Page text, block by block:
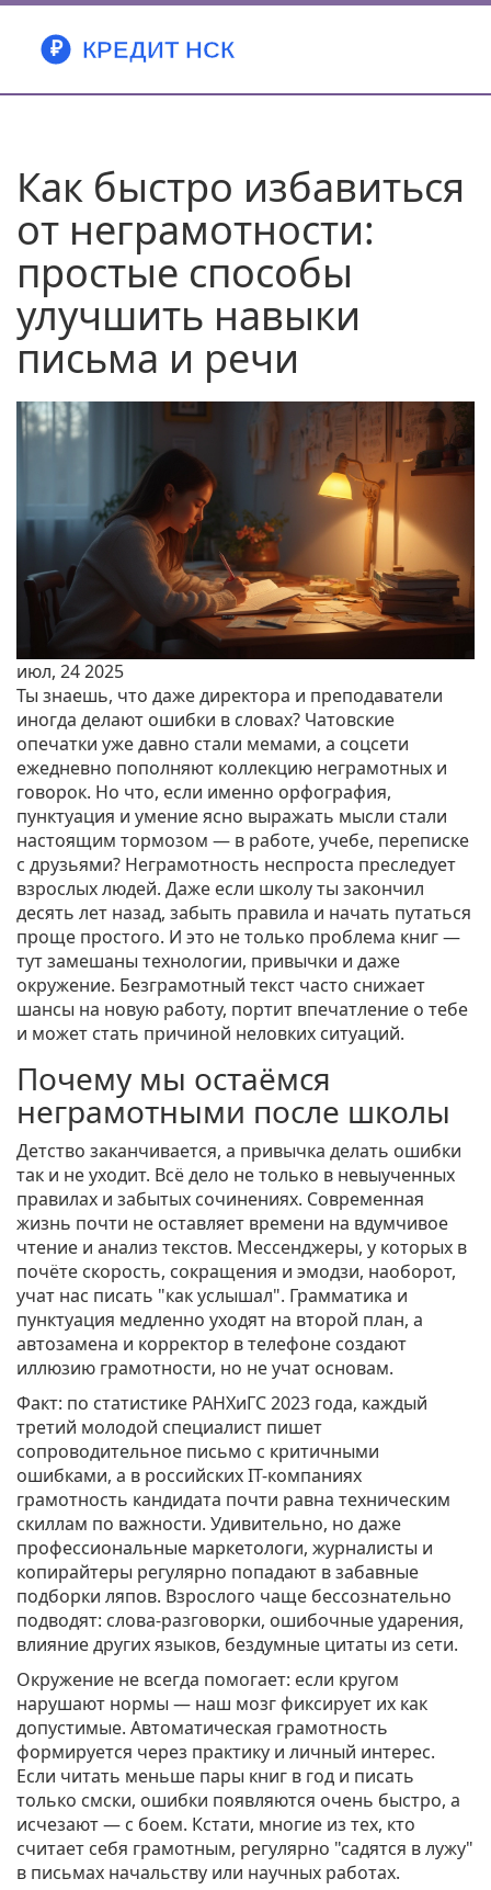
Как быстро избавиться
от неграмотности:
простые способы
улучшить навыки
письма и речи
июл, 24 2025
Ты знаешь, что даже директора и преподаватели
иногда делают ошибки в словах? Чатовские
опечатки уже давно стали мемами, а соцсети
ежедневно пополняют коллекцию неграмотных и
говорок. Но что, если именно орфография,
пунктуация и умение ясно выражать мысли стали
настоящим тормозом — в работе, учебе, переписке
с друзьями? Неграмотность неспроста преследует
взрослых людей. Даже если школу ты закончил
десять лет назад, забыть правила и начать путаться
проще простого. И это не только проблема книг —
тут замешаны технологии, привычки и даже
окружение. Безграмотный текст часто снижает
шансы на новую работу, портит впечатление о тебе
и может стать причиной неловких ситуаций.
Почему мы остаёмся
неграмотными после школы
Детство заканчивается, а привычка делать ошибки
так и не уходит. Всё дело не только в невыученных
правилах и забытых сочинениях. Современная
жизнь почти не оставляет времени на вдумчивое
чтение и анализ текстов. Мессенджеры, у которых в
почёте скорость, сокращения и эмодзи, наоборот,
учат нас писать "как услышал". Грамматика и
пунктуация медленно уходят на второй план, а
автозамена и корректор в телефоне создают
иллюзию грамотности, но не учат основам.
Факт: по статистике РАНХиГС 2023 года, каждый
третий молодой специалист пишет
сопроводительное письмо с критичными
ошибками, а в российских IT-компаниях
грамотность кандидата почти равна техническим
скиллам по важности. Удивительно, но даже
профессиональные маркетологи, журналисты и
копирайтеры регулярно попадают в забавные
подборки ляпов. Взрослого чаще бессознательно
подводят: слова-разговорки, ошибочные ударения,
влияние других языков, бездумные цитаты из сети.
Окружение не всегда помогает: если кругом
нарушают нормы — наш мозг фиксирует их как
допустимые. Автоматическая грамотность
формируется через практику и личный интерес.
Если читать меньше пары книг в год и писать
только смски, ошибки появляются очень быстро, а
исчезают — с боем. Кстати, многие из тех, кто
считает себя грамотным, регулярно "садятся в лужу"
в письмах начальству или научных работах.